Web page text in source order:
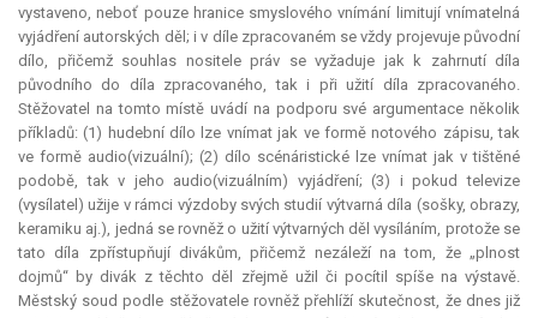
vystaveno, neboť pouze hranice smyslového vnímání limitují vnímatelná
vyjádření autorských děl; i v díle zpracovaném se vždy projevuje původní
dílo, přičemž souhlas nositele práv se vyžaduje jak k zahrnutí díla
původního do díla zpracovaného, tak i při užití díla zpracovaného.
Stěžovatel na tomto místě uvádí na podporu své argumentace několik
příkladů: (1) hudební dílo lze vnímat jak ve formě notového zápisu, tak
ve formě audio(vizuální); (2) dílo scénáristické lze vnímat jak v tištěné
podobě, tak v jeho audio(vizuálním) vyjádření; (3) i pokud televize
(vysílatel) užije v rámci výzdoby svých studií výtvarná díla (sošky, obrazy,
keramiku aj.), jedná se rovněž o užití výtvarných děl vysíláním, protože se
tato díla zpřístupňují divákům, přičemž nezáleží na tom, že „plnost
dojmů“ by divák z těchto děl zřejmě užil či pocítil spíše na výstavě.
Městský soud podle stěžovatele rovněž přehlíží skutečnost, že dnes již